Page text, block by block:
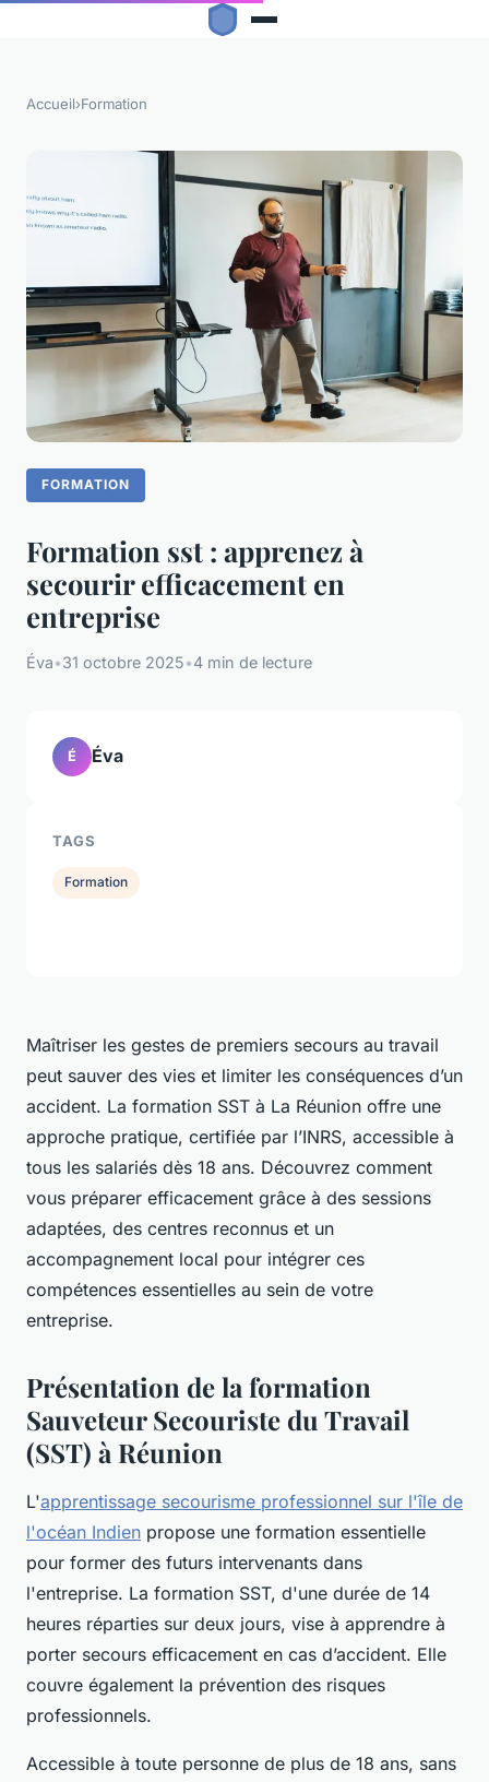
Accueil›Formation
FORMATION
Formation sst : apprenez à
secourir efficacement en
entreprise
Éva•31 octobre 2025•4 min de lecture
Maîtriser les gestes de premiers secours au travail
peut sauver des vies et limiter les conséquences d’un
accident. La formation SST à La Réunion offre une
approche pratique, certifiée par l’INRS, accessible à
tous les salariés dès 18 ans. Découvrez comment
vous préparer efficacement grâce à des sessions
adaptées, des centres reconnus et un
accompagnement local pour intégrer ces
compétences essentielles au sein de votre
entreprise.
Présentation de la formation
Sauveteur Secouriste du Travail
(SST) à Réunion
L'apprentissage secourisme professionnel sur l'île de
l'océan Indien propose une formation essentielle
pour former des futurs intervenants dans
l'entreprise. La formation SST, d'une durée de 14
heures réparties sur deux jours, vise à apprendre à
porter secours efficacement en cas d’accident. Elle
couvre également la prévention des risques
professionnels.
Accessible à toute personne de plus de 18 ans, sans
É Éva
TAGS
Formation